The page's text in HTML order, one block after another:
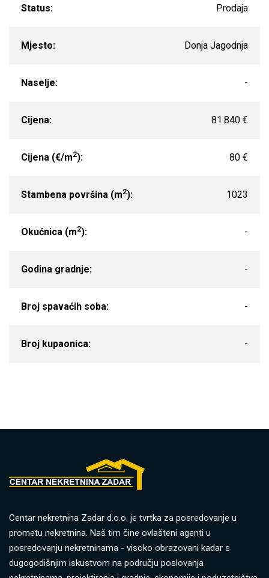
Status: Prodaja
Mjesto: Donja Jagodnja
Naselje: -
Cijena: 81.840 €
Cijena (€/m2): 80 €
Stambena površina (m2): 1023
Okućnica (m2): -
Godina gradnje: -
Broj spavaćih soba: -
Broj kupaonica: -
Centar nekretnina Zadar d.o.o. je tvrtka za posredovanje u
prometu nekretnina. Naš tim čine ovlašteni agenti u
posredovanju nekretninama - visoko obrazovani kadar s
dugogodišnjim iskustvom na području poslovanja